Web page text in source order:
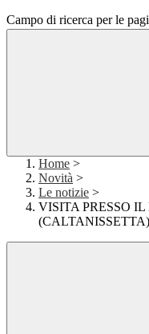
Campo di ricerca per le
Home >
Novità >
Le notizie >
VISITA PRESSO
(CALTANISSETTA)